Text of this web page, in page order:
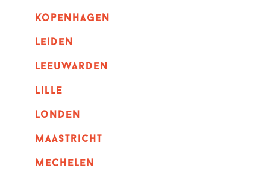
kopenhagen
leiden
leeuwarden
lille
londen
maastricht
mechelen